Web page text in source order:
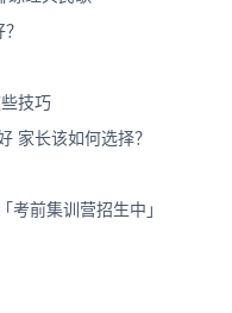
技巧
家长该如何选择？
前集训营招生中」